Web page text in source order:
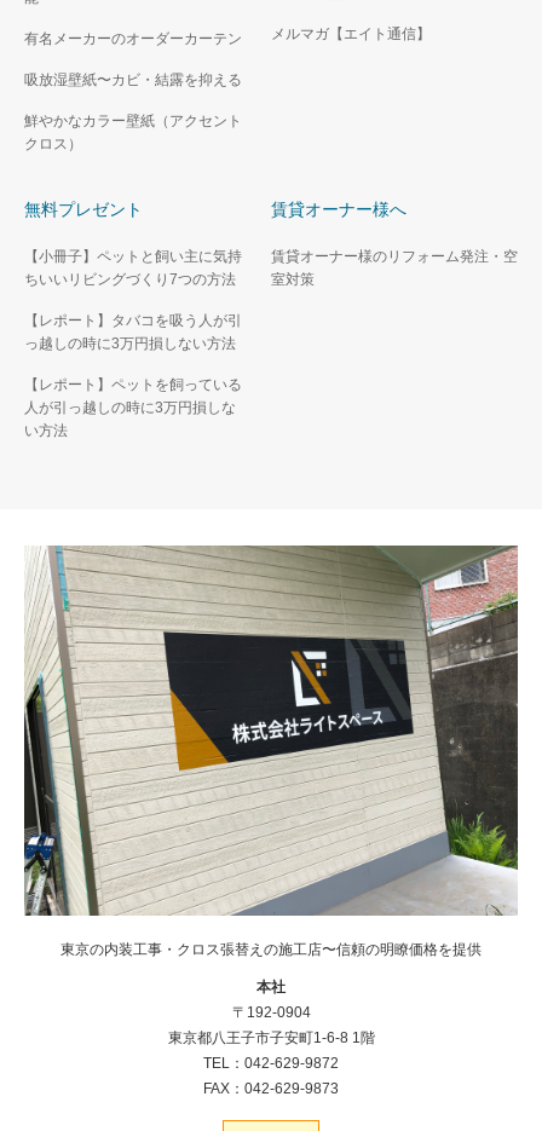
有名メーカーのオーダーカーテン
吸放湿壁紙〜カビ・結露を抑える
鮮やかなカラー壁紙（アクセント
クロス）
メルマガ【エイト通信】
無料プレゼント
【小冊子】ペットと飼い主に気持
ちいいリビングづくり7つの方法
【レポート】タバコを吸う人が引
っ越しの時に3万円損しない方法
【レポート】ペットを飼っている
人が引っ越しの時に3万円損しな
い方法
賃貸オーナー様へ
賃貸オーナー様のリフォーム発注・空
室対策
東京の内装工事・クロス張替えの施工店〜信頼の明瞭価格を提供
本社
〒192-0904
東京都八王子市子安町1-6-8 1階
TEL：042-629-9872
FAX：042-629-9873